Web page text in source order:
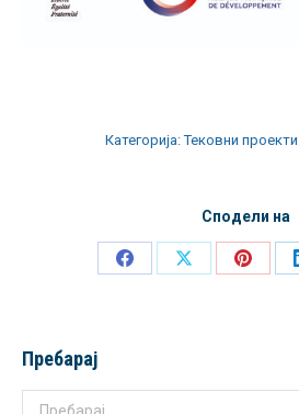
Категорија:Тековни проекти
Сподели на
Share
Share
Share
Пребарај
Search: